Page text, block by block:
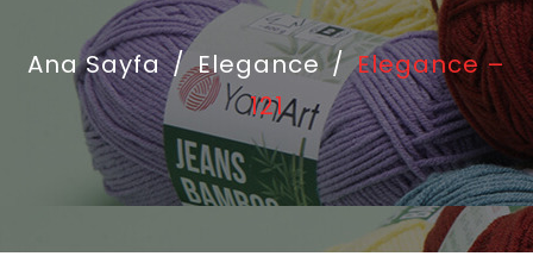
Ana Sayfa / Elegance / Elegance –
121